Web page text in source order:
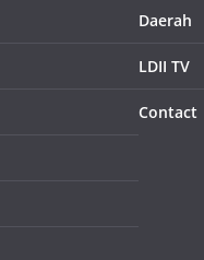
Daerah
LDII TV
Contact